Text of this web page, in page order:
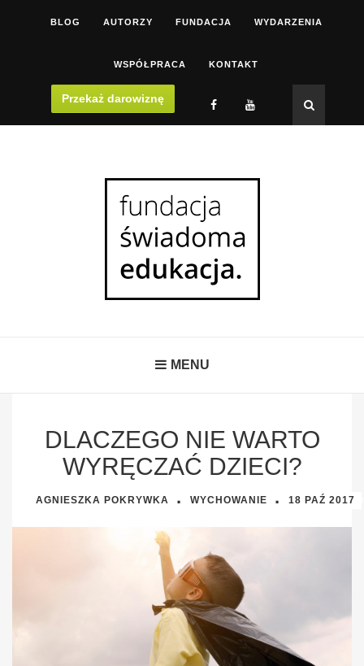
BLOG AUTORZY FUNDACJA WYDARZENIA
WSPÓŁPRACA KONTAKT
Przekaż darowiznę
MENU
DLACZEGO NIE WARTO
WYRĘCZAĆ DZIECI?
AGNIESZKA POKRYWKA · WYCHOWANIE · 18 PAŹ 2017